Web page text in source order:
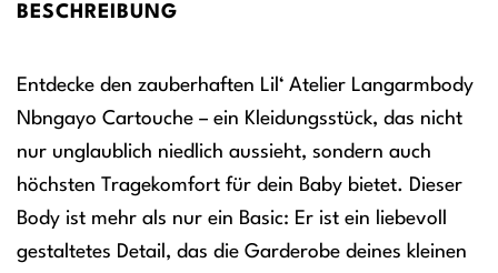
BESCHREIBUNG
Entdecke den zauberhaften Lil‘ Atelier Langarmbody
Nbngayo Cartouche – ein Kleidungsstück, das nicht
nur unglaublich niedlich aussieht, sondern auch
höchsten Tragekomfort für dein Baby bietet. Dieser
Body ist mehr als nur ein Basic: Er ist ein liebevoll
gestaltetes Detail, das die Garderobe deines kleinen